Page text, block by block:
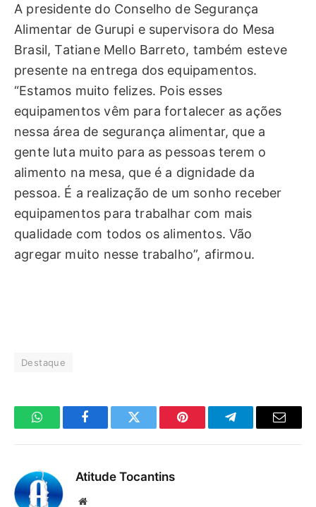
A presidente do Conselho de Segurança
Alimentar de Gurupi e supervisora do Mesa
Brasil, Tatiane Mello Barreto, também esteve
presente na entrega dos equipamentos.
“Estamos muito felizes. Pois esses
equipamentos vêm para fortalecer as ações
nessa área de segurança alimentar, que a
gente luta muito para as pessoas terem o
alimento na mesa, que é a dignidade da
pessoa. É a realização de um sonho receber
equipamentos para trabalhar com mais
qualidade com todos os alimentos. Vão
agregar muito nesse trabalho”, afirmou.
Destaque
WhatsAppFacebookTwitter Pinterest TelegramaE-
Atitude Tocantins
Site